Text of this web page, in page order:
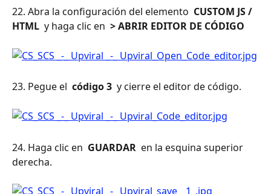
22. Abra la configuración del elemento CUSTOM JS /
HTML y haga clic en > ABRIR EDITOR DE CÓDIGO
23. Pegue el código 3 y cierre el editor de código.
24. Haga clic en GUARDAR en la esquina superior
derecha.